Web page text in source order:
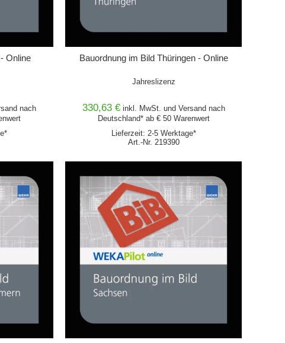
Online
nach
Bauordnung im Bild Thüringen - Online
Jahreslizenz
330,63 € inkl. MwSt. und Versand nach
Deutschland* ab € 50 Warenwert
Lieferzeit: 2-5 Werktage*
Art.-Nr. 219390
IN DEN WARENKORB